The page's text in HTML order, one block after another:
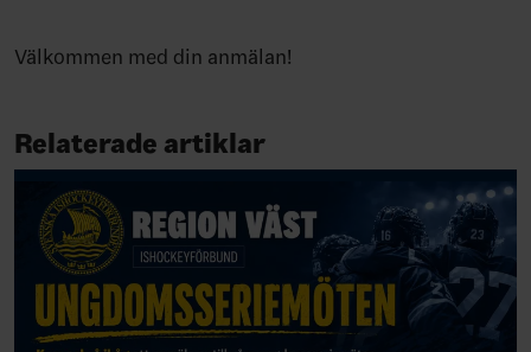
Välkommen med din anmälan!
Relaterade artiklar